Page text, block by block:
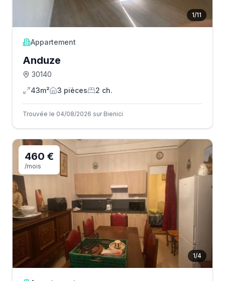
1/11
Appartement
Anduze
30140
43m²
3 pièces 2 ch.
Trouvée le 04/08/2026 sur Bienici
1/4
460 €
/mois